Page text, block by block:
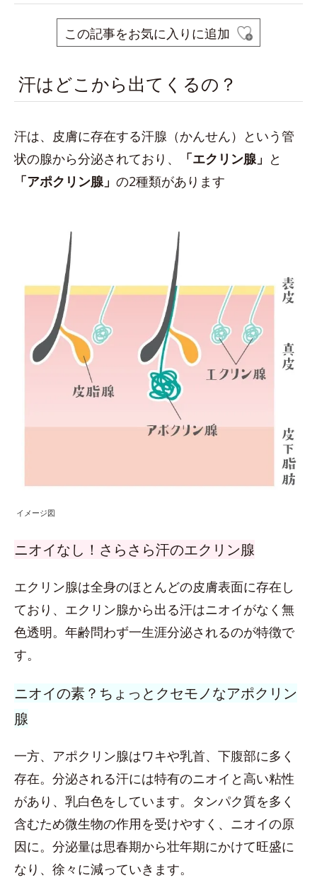
この記事をお気に入りに追加
汗はどこから出てくるの？
汗は、皮膚に存在する汗腺（かんせん）という管
状の腺から分泌されており、
「エクリン腺」 と
「アポクリン腺」 の2種類があります
イメージ図
ニオイなし！さらさら汗のエクリン腺
エクリン腺は全身のほとんどの皮膚表面に存在し
ており、エクリン腺から出る汗はニオイがなく無
色透明。年齢問わず一生涯分泌されるのが特徴で
す。
ニオイの素？ちょっとクセモノなアポクリン
腺
一方、アポクリン腺はワキや乳首、下腹部に多く
存在。分泌される汗には特有のニオイと高い粘性
があり、乳白色をしています。タンパク質を多く
含むため微生物の作用を受けやすく、ニオイの原
因に。分泌量は思春期から壮年期にかけて旺盛に
なり、徐々に減っていきます。